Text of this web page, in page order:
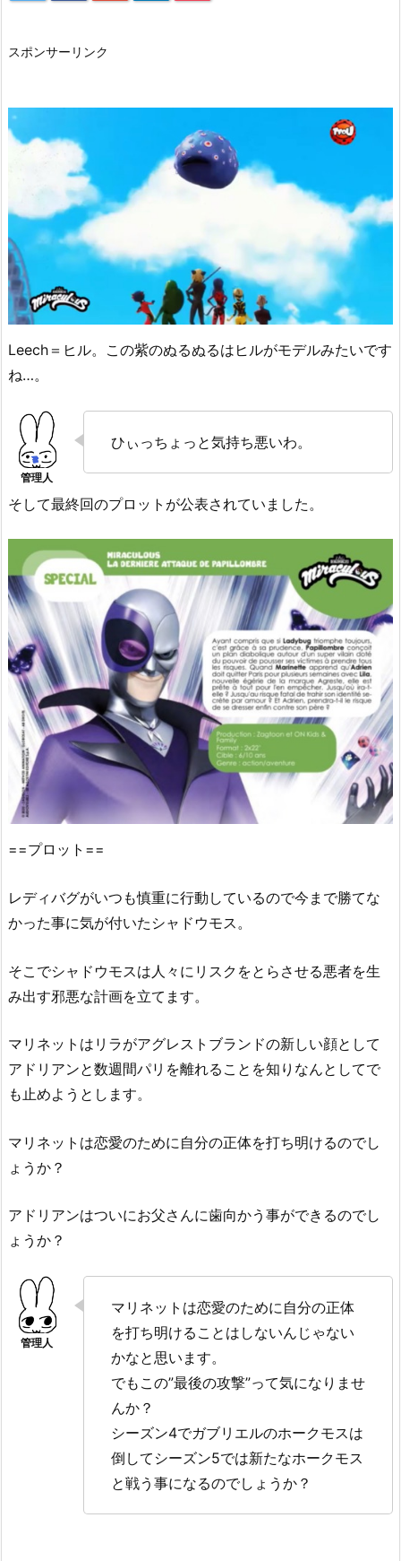
スポンサーリンク
Leech＝ヒル。この紫のぬるぬるはヒルがモデルみたいです
ね…。
ひぃっちょっと気持ち悪いわ。
そして最終回のプロットが公表されていました。
==プロット==
レディバグがいつも慎重に行動しているので今まで勝てな
かった事に気が付いたシャドウモス。
そこでシャドウモスは人々にリスクをとらさせる悪者を生
み出す邪悪な計画を立てます。
マリネットはリラがアグレストブランドの新しい顔として
アドリアンと数週間パリを離れることを知りなんとしてで
も止めようとします。
マリネットは恋愛のために自分の正体を打ち明けるのでし
ょうか？
アドリアンはついにお父さんに歯向かう事ができるのでし
ょうか？
マリネットは恋愛のために自分の正体
を打ち明けることはしないんじゃない
かなと思います。
でもこの”最後の攻撃”って気になりませ
んか？
シーズン4でガブリエルのホークモスは
倒してシーズン5では新たなホークモス
と戦う事になるのでしょうか？